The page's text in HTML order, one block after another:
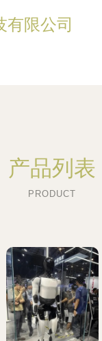
有限公司
产品列表
PRODUCT